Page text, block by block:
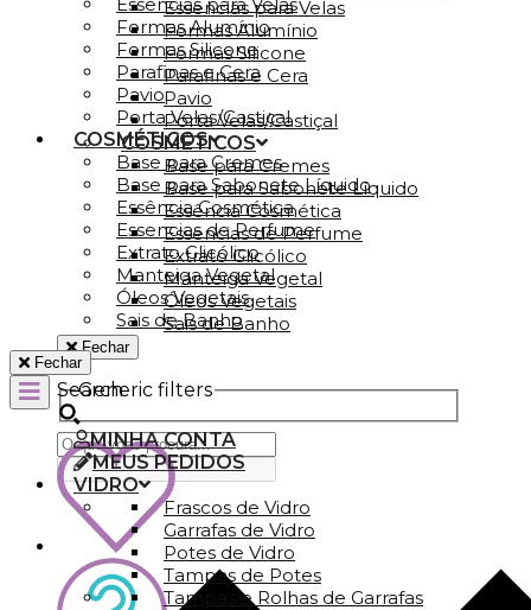
Essencias para Velas
Formas Alumínio
Formas Silicone
Parafinas e Cera
Pavio
Porta Velas/Castiçal
COSMÉTICOS
Base para Cremes
Base para Sabonete Líquido
Essência Cosmética
Essencias de Perfume
Extrato Glicólico
Manteiga Vegetal
Óleos Vegetais
Sais de Banho
Fechar
Search
Generic filters
Formas Alumínio
Formas Silicone
Parafinas e Cera
Pavio
Porta Velas/Castiçal
COSMÉTICOS
Base para Cremes
Base para Sabonete Líquido
Essência Cosmética
Essencias de Perfume
Extrato Glicólico
Manteiga Vegetal
Óleos Vegetais
Sais de Banho
Fechar
MINHA CONTA
MEUS PEDIDOS
VIDRO
Frascos de Vidro
Garrafas de Vidro
Potes de Vidro
Tampas de Potes
Tampas e Rolhas de Garrafas